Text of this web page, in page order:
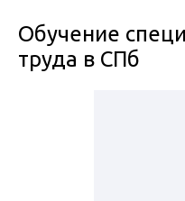
Обучение
труда в СПб